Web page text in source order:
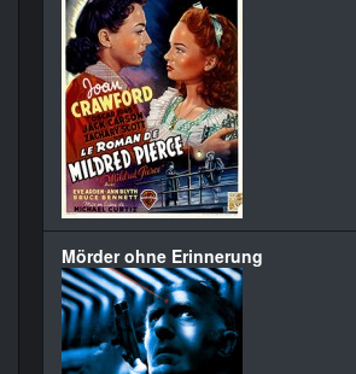
Mörder ohne Erinnerung